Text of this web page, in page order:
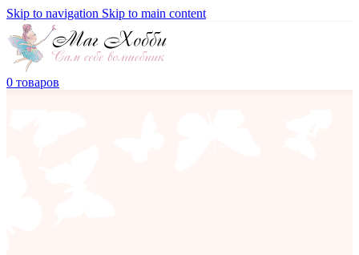
Skip to navigation Skip to main content
0 товаров